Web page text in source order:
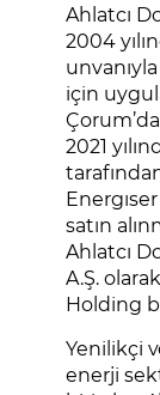
Ahlatcı
2004
için
2021
satın
Ahlatcı
A.Ş.
Holding
Yenilikçi
enerji